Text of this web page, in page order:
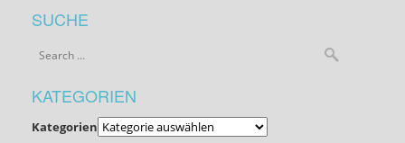
SUCHE
KATEGORIEN
Kategorien